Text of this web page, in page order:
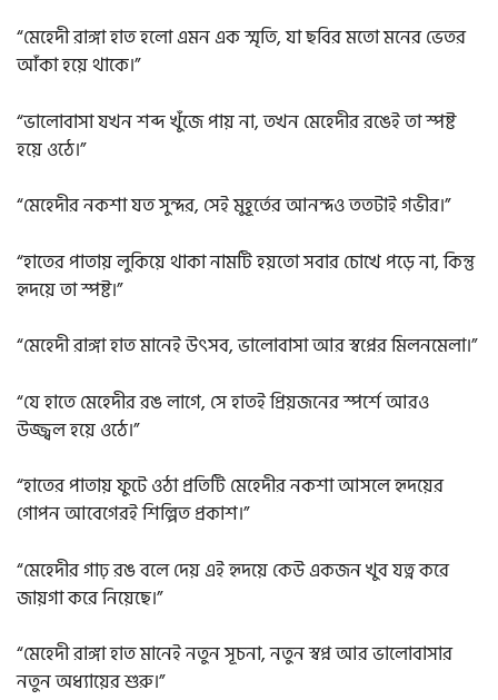
“মেহেদী রাঙ্গা হাত হলো এমন এক স্মৃতি, যা ছবির মতো মনের ভেতর
আঁকা হয়ে থাকে।”
“ভালোবাসা যখন শব্দ খুঁজে পায় না, তখন মেহেদীর রঙেই তা স্পষ্ট
হয়ে ওঠে।”
“মেহেদীর নকশা যত সুন্দর, সেই মুহূর্তের আনন্দও ততটাই গভীর।”
“হাতের পাতায় লুকিয়ে থাকা নামটি হয়তো সবার চোখে পড়ে না, কিন্তু
হৃদয়ে তা স্পষ্ট।”
“মেহেদী রাঙ্গা হাত মানেই উৎসব, ভালোবাসা আর স্বপ্নের মিলনমেলা।”
“যে হাতে মেহেদীর রঙ লাগে, সে হাতই প্রিয়জনের স্পর্শে আরও
উজ্জ্বল হয়ে ওঠে।”
“হাতের পাতায় ফুটে ওঠা প্রতিটি মেহেদীর নকশা আসলে হৃদয়ের
গোপন আবেগেরই শিল্পিত প্রকাশ।”
“মেহেদীর গাঢ় রঙ বলে দেয় এই হৃদয়ে কেউ একজন খুব যত্ন করে
জায়গা করে নিয়েছে।”
“মেহেদী রাঙ্গা হাত মানেই নতুন সূচনা, নতুন স্বপ্ন আর ভালোবাসার
নতুন অধ্যায়ের শুরু।”